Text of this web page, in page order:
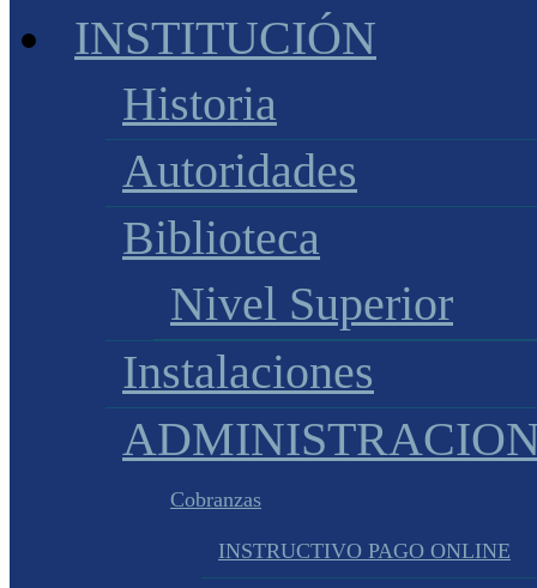
INSTITUCIÓN
Historia
Autoridades
Biblioteca
Nivel Superior
Instalaciones
Cobranzas
INSTRUCTIVO PAGO ONLINE